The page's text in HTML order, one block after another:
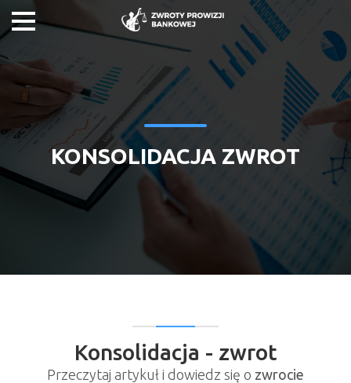
KONSOLIDACJA ZWROT
Konsolidacja - zwrot
Przeczytaj artykuł i dowiedz się o zwrocie